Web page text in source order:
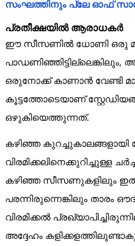
സംഘത്തിനും പ്ലേ ഓഫ്
പ്രതീക്ഷയില്‍ ആരാധകര്‍
ഈ സീസണിൽ ധോണി ഒരു
പാഡണിഞ്ഞിട്ടില്ലെങ്കിലും,
ഒരുനോക്ക്‌ കാണാൻ വേണ്ടി
കൂട്ടത്തോടെയാണ്
ഒഴുകിയെത്തുന്നത്.
കഴിഞ്ഞ
വിരമിക്കലിനെക്കുറിച്ചുള്ള
കഴിഞ്ഞ സീസണുകളിലും
പരന്നിരുന്നെങ്കിലും താരം
വിരമിക്കൽ
അദ്ദേഹം